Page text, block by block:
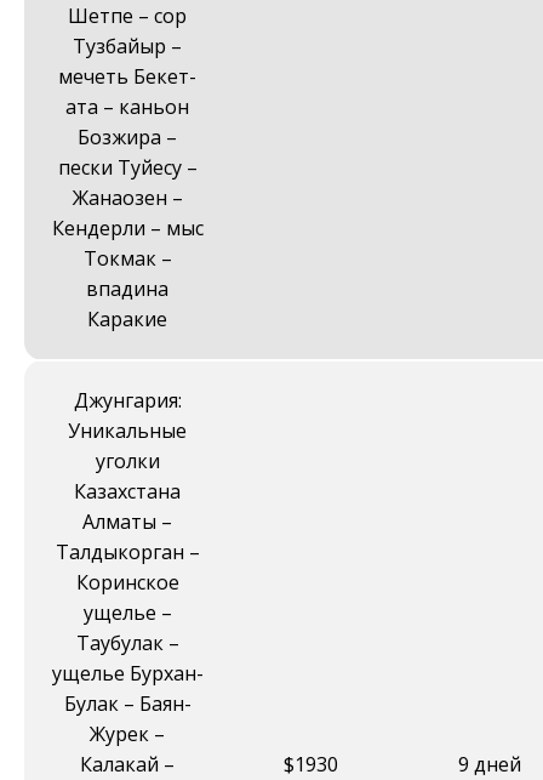
Шетпе – сор
Тузбайыр –
мечеть Бекет-
ата – каньон
Бозжира –
пески Туйесу –
Жанаозен –
Кендерли – мыс
Токмак –
впадина
Каракие
Джунгария:
Уникальные
уголки
Казахстана
Алматы –
Талдыкорган –
Коринское
ущелье –
Таубулак –
ущелье Бурхан-
Булак – Баян-
Журек –
Калакай –
$1930 9 дней